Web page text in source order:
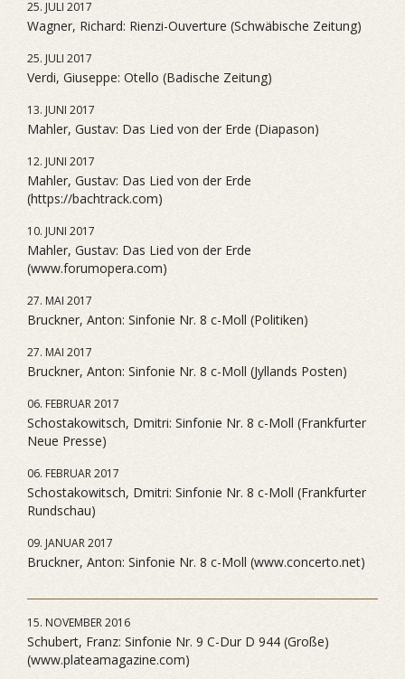
25. JULI 2017
Wagner, Richard: Rienzi-Ouverture (Schwäbische Zeitung)
25. JULI 2017
Verdi, Giuseppe: Otello (Badische Zeitung)
13. JUNI 2017
Mahler, Gustav: Das Lied von der Erde (Diapason)
12. JUNI 2017
Mahler, Gustav: Das Lied von der Erde
(https://bachtrack.com)
10. JUNI 2017
Mahler, Gustav: Das Lied von der Erde
(www.forumopera.com)
27. MAI 2017
Bruckner, Anton: Sinfonie Nr. 8 c-Moll (Politiken)
27. MAI 2017
Bruckner, Anton: Sinfonie Nr. 8 c-Moll (Jyllands Posten)
06. FEBRUAR 2017
Schostakowitsch, Dmitri: Sinfonie Nr. 8 c-Moll (Frankfurter
Neue Presse)
06. FEBRUAR 2017
Schostakowitsch, Dmitri: Sinfonie Nr. 8 c-Moll (Frankfurter
Rundschau)
09. JANUAR 2017
Bruckner, Anton: Sinfonie Nr. 8 c-Moll (www.concerto.net)
15. NOVEMBER 2016
Schubert, Franz: Sinfonie Nr. 9 C-Dur D 944 (Große)
(www.plateamagazine.com)